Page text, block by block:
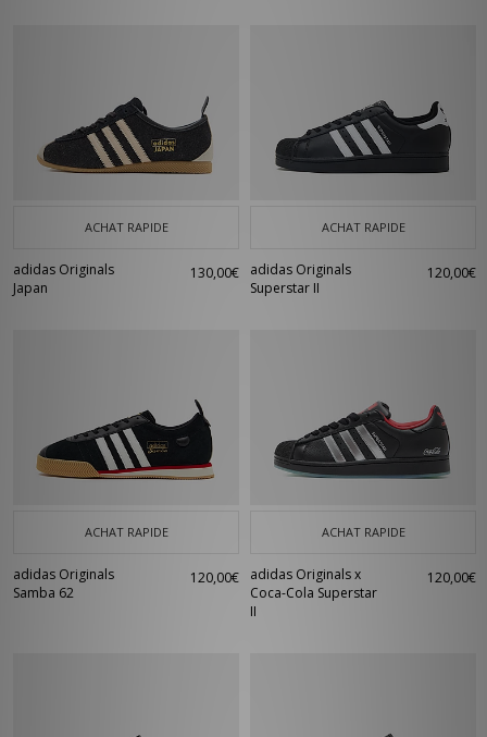
ACHAT RAPIDE
adidas Originals
Japan
130,00€
ACHAT RAPIDE
adidas Originals
Superstar II
120,00€
ACHAT RAPIDE
adidas Originals
Samba 62
120,00€
ACHAT RAPIDE
adidas Originals x
Coca-Cola Superstar
II
120,00€